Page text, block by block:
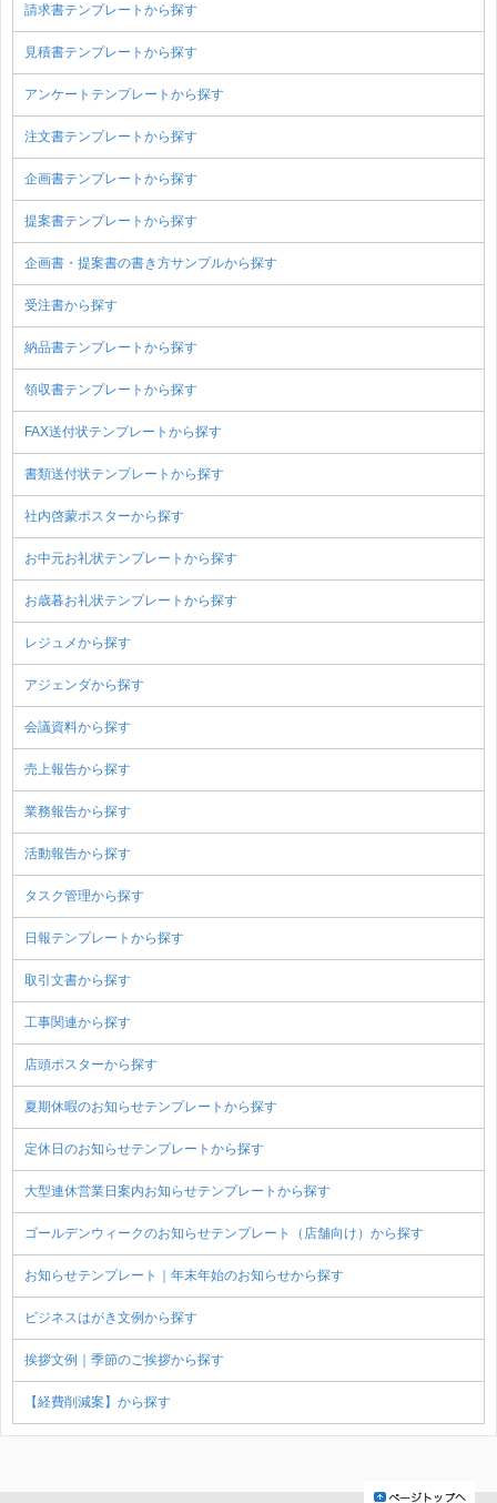
請求書テンプレートから探す
見積書テンプレートから探す
アンケートテンプレートから探す
注文書テンプレートから探す
企画書テンプレートから探す
提案書テンプレートから探す
企画書・提案書の書き方サンプルから探す
受注書から探す
納品書テンプレートから探す
領収書テンプレートから探す
FAX送付状テンプレートから探す
書類送付状テンプレートから探す
社内啓蒙ポスターから探す
お中元お礼状テンプレートから探す
お歳暮お礼状テンプレートから探す
レジュメから探す
アジェンダから探す
会議資料から探す
売上報告から探す
業務報告から探す
活動報告から探す
タスク管理から探す
日報テンプレートから探す
取引文書から探す
工事関連から探す
店頭ポスターから探す
夏期休暇のお知らせテンプレートから探す
定休日のお知らせテンプレートから探す
大型連休営業日案内お知らせテンプレートから探す
ゴールデンウィークのお知らせテンプレート（店舗向け）から探す
お知らせテンプレート｜年末年始のお知らせから探す
ビジネスはがき文例から探す
挨拶文例｜季節のご挨拶から探す
【経費削減案】から探す